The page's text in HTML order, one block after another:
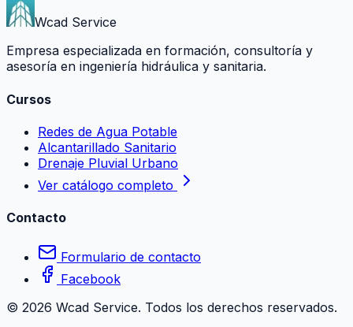
Wcad Service
Empresa especializada en formación, consultoría y
asesoría en ingeniería hidráulica y sanitaria.
Cursos
Redes de Agua Potable
Alcantarillado Sanitario
Drenaje Pluvial Urbano
Ver catálogo completo
Contacto
Formulario de contacto
Facebook
© 2026 Wcad Service. Todos los derechos reservados.